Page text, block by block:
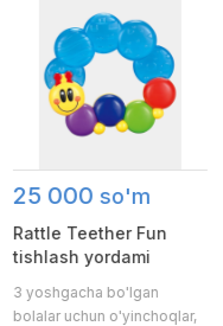
25 000 so'm
Rattle Teether Fun
tishlash yordami
3 yoshgacha bo'lgan
bolalar uchun o'yinchoqlar,